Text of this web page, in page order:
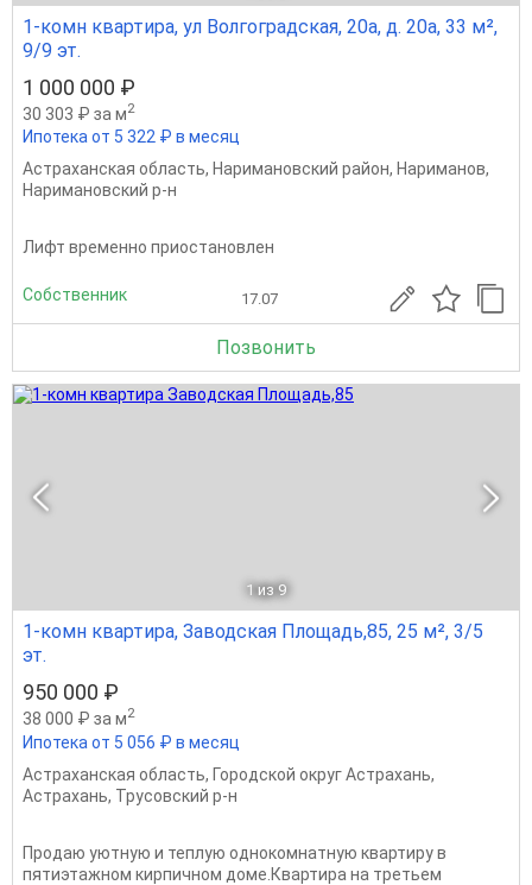
1-комн квартира, ул Волгоградская, 20а, д. 20а, 33 м²,
9/9 эт.
1 000 000 ₽
30 303 ₽ за м2
Ипотека от 5 322 ₽ в месяц
Астраханская область, Наримановский район, Нариманов,
Наримановский р-н
Лифт временно приостановлен
Собственник 17.07
Позвонить
1 из 9
1-комн квартира, Заводская Площадь,85, 25 м², 3/5
эт.
950 000 ₽
38 000 ₽ за м2
Ипотека от 5 056 ₽ в месяц
Астраханская область, Городской округ Астрахань,
Астрахань, Трусовский р-н
Продаю уютную и теплую однокомнатную квартиру в
пятиэтажном кирпичном доме.Квартира на третьем